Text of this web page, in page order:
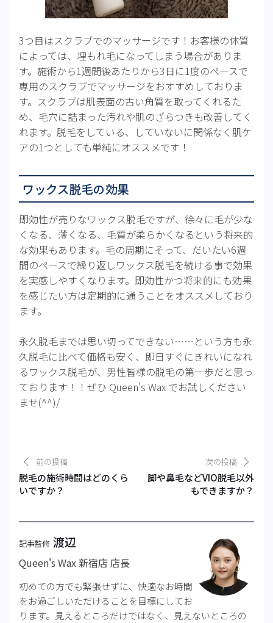
3つ目はスクラブでのマッサージです！お客様の体質
によっては、埋もれ毛になってしまう場合がありま
す。施術から1週間後あたりから3日に1度のペースで
専用のスクラブでマッサージをおすすめしておりま
す。スクラブは肌表面の古い角質を取ってくれるた
め、毛穴に詰まった汚れや肌のざらつきも改善してく
れます。脱毛をしている、していないに関係なく肌ケ
アの1つとしても単純にオススメです！
ワックス脱毛の効果
即効性が売りなワックス脱毛ですが、徐々に毛が少な
くなる、薄くなる、毛質が柔らかくなるという将来的
な効果もあります。毛の周期にそって、だいたい6週
間のペースで繰り返しワックス脱毛を続ける事で効果
を実感しやすくなります。即効性かつ将来的にも効果
を感じたい方は定期的に通うことをオススメしており
ます。
永久脱毛までは思い切ってできない……という方も永
久脱毛に比べて価格も安く、即日すぐにきれいになれ
るワックス脱毛が、男性皆様の脱毛の第一歩だと思っ
ております！！ぜひ Queen’s Wax でお試しください
ませ(^^)/
前の投稿
脱毛の施術時間はどのくら
いですか？
次の投稿
脚や鼻毛などVIO脱毛以外
もできますか？
記事監修 渡辺
Queen's Wax 新宿店 店長
初めての方でも緊張せずに、快適なお時間
をお過ごしいただけることを目標にしてお
ります。見えるところだけではなく、見えないところの